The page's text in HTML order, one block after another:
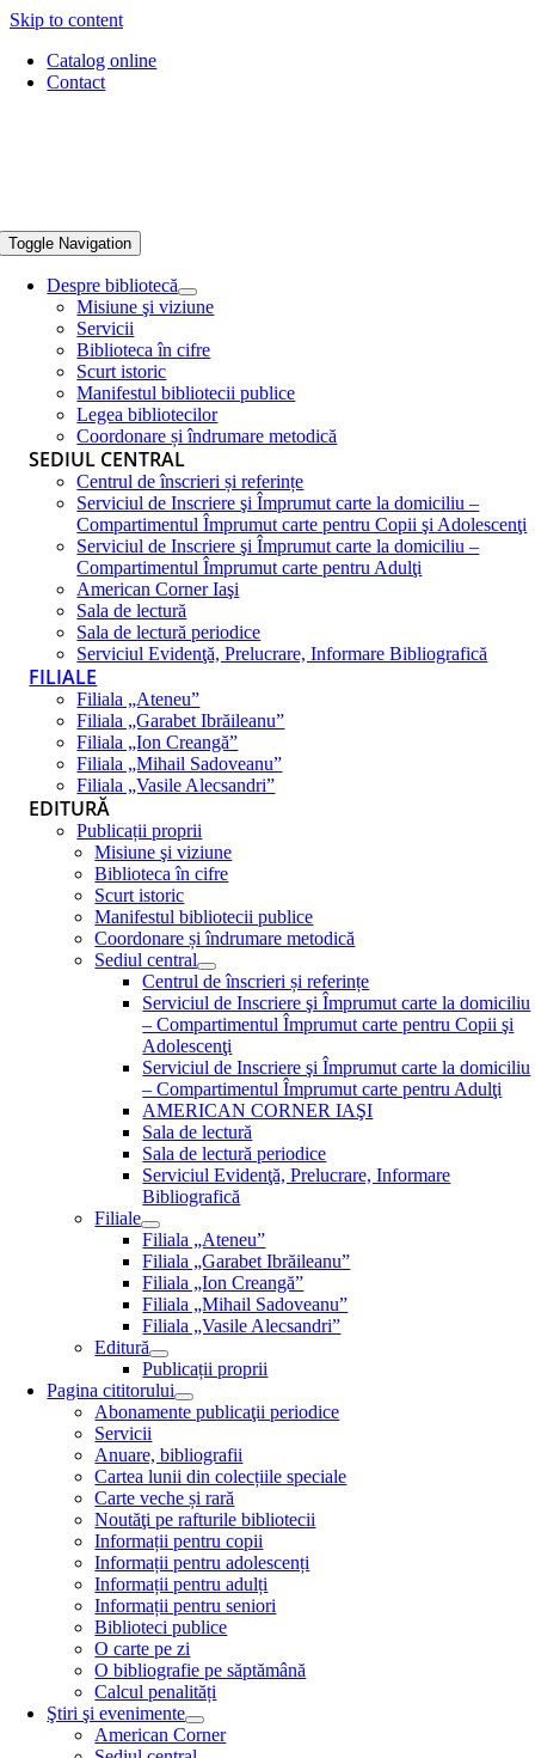
Skip to content
Catalog online
Contact
Toggle Navigation
Despre bibliotecă
Misiune şi viziune
Servicii
Biblioteca în cifre
Scurt istoric
Manifestul bibliotecii publice
Legea bibliotecilor
Coordonare și îndrumare metodică
SEDIUL CENTRAL
Centrul de înscrieri și referințe
Serviciul de Inscriere şi Împrumut carte la domiciliu –
Compartimentul Împrumut carte pentru Copii şi Adolescenţi
Serviciul de Inscriere şi Împrumut carte la domiciliu –
Compartimentul Împrumut carte pentru Adulţi
American Corner Iaşi
Sala de lectură
Sala de lectură periodice
Serviciul Evidenţă, Prelucrare, Informare Bibliografică
FILIALE
Filiala „Ateneu”
Filiala „Garabet Ibrăileanu”
Filiala „Ion Creangă”
Filiala „Mihail Sadoveanu”
Filiala „Vasile Alecsandri”
EDITURĂ
Publicații proprii
Misiune şi viziune
Biblioteca în cifre
Scurt istoric
Manifestul bibliotecii publice
Coordonare și îndrumare metodică
Sediul central
Centrul de înscrieri și referințe
Serviciul de Inscriere şi Împrumut carte la domiciliu
– Compartimentul Împrumut carte pentru Copii şi
Adolescenţi
Serviciul de Inscriere şi Împrumut carte la domiciliu
– Compartimentul Împrumut carte pentru Adulţi
AMERICAN CORNER IAŞI
Sala de lectură
Sala de lectură periodice
Serviciul Evidenţă, Prelucrare, Informare
Bibliografică
Filiale
Filiala „Ateneu”
Filiala „Garabet Ibrăileanu”
Filiala „Ion Creangă”
Filiala „Mihail Sadoveanu”
Filiala „Vasile Alecsandri”
Editură
Publicații proprii
Pagina cititorului
Abonamente publicaţii periodice
Servicii
Anuare, bibliografii
Cartea lunii din colecțiile speciale
Carte veche și rară
Noutăţi pe rafturile bibliotecii
Informații pentru copii
Informații pentru adolescenți
Informații pentru adulți
Informații pentru seniori
Biblioteci publice
O carte pe zi
O bibliografie pe săptămână
Calcul penalități
Ştiri şi evenimente
American Corner